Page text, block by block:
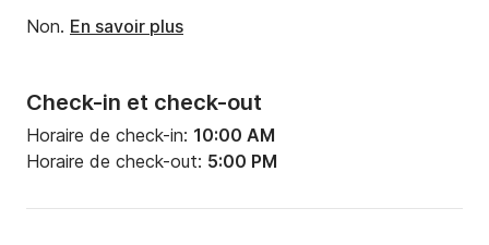
Check-in et check-out
Horaire de check-in: 10:00 AM
Horaire de check-out: 5:00 PM
Non. En savoir plus